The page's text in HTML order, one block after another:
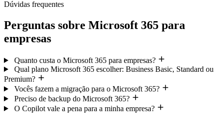
Dúvidas frequentes
Perguntas sobre Microsoft 365 para
empresas
Quanto custa o Microsoft 365 para empresas?
Qual plano Microsoft 365 escolher: Business Basic, Standard ou
Premium?
Vocês fazem a migração para o Microsoft 365?
Preciso de backup do Microsoft 365?
O Copilot vale a pena para a minha empresa?